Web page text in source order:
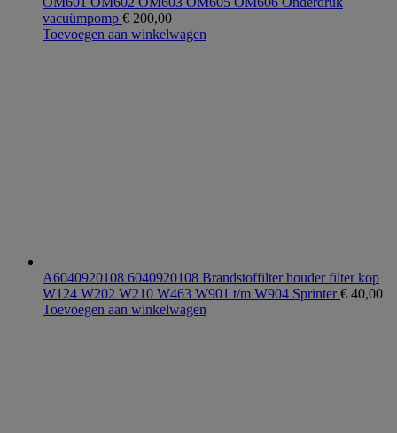
vacuümpomp € 200,00
Toevoegen aan winkelwagen
A6040920108 6040920108 Brandstoffilter houder filter kop
W124 W202 W210 W463 W901 t/m W904 Sprinter€ 40,00
Toevoegen aan winkelwagen